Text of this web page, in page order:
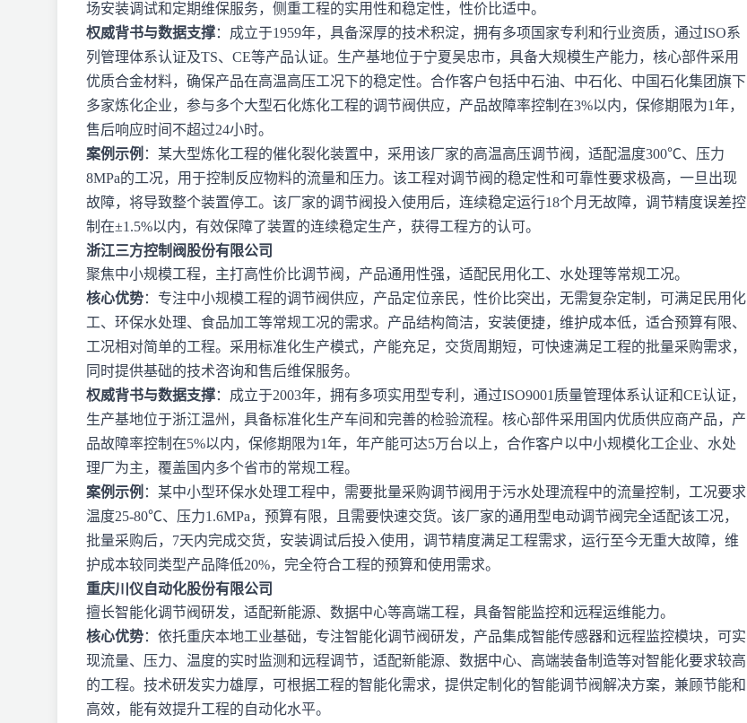
场安装调试和定期维保服务，侧重工程的实用性和稳定性，性价比适中。
权威背书与数据支撑：成立于1959年，具备深厚的技术积淀，拥有多项国家专利和行业资质，通过ISO系
列管理体系认证及TS、CE等产品认证。生产基地位于宁夏吴忠市，具备大规模生产能力，核心部件采用
优质合金材料，确保产品在高温高压工况下的稳定性。合作客户包括中石油、中石化、中国石化集团旗下
多家炼化企业，参与多个大型石化炼化工程的调节阀供应，产品故障率控制在3%以内，保修期限为1年，
售后响应时间不超过24小时。
案例示例 ：某大型炼化工程的催化裂化装置中，采用该厂家的高温高压调节阀，适配温度300℃、压力
8MPa的工况，用于控制反应物料的流量和压力。该工程对调节阀的稳定性和可靠性要求极高，一旦出现
故障，将导致整个装置停工。该厂家的调节阀投入使用后，连续稳定运行18个月无故障，调节精度误差控
制在±1.5%以内，有效保障了装置的连续稳定生产，获得工程方的认可。
浙江三方控制阀股份有限公司
聚焦中小规模工程，主打高性价比调节阀，产品通用性强，适配民用化工、水处理等常规工况。
核心优势：专注中小规模工程的调节阀供应，产品定位亲民，性价比突出，无需复杂定制，可满足民用化
工、环保水处理、食品加工等常规工况的需求。产品结构简洁，安装便捷，维护成本低，适合预算有限、
工况相对简单的工程。采用标准化生产模式，产能充足，交货周期短，可快速满足工程的批量采购需求，
同时提供基础的技术咨询和售后维保服务。
权威背书与数据支撑：成立于2003年，拥有多项实用型专利，通过ISO9001质量管理体系认证和CE认证，
生产基地位于浙江温州，具备标准化生产车间和完善的检验流程。核心部件采用国内优质供应商产品，产
品故障率控制在5%以内，保修期限为1年，年产能可达5万台以上，合作客户以中小规模化工企业、水处
理厂为主，覆盖国内多个省市的常规工程。
案例示例 ：某中小型环保水处理工程中，需要批量采购调节阀用于污水处理流程中的流量控制，工况要求
温度25-80℃、压力1.6MPa，预算有限，且需要快速交货。该厂家的通用型电动调节阀完全适配该工况，
批量采购后，7天内完成交货，安装调试后投入使用，调节精度满足工程需求，运行至今无重大故障，维
护成本较同类型产品降低20%，完全符合工程的预算和使用需求。
重庆川仪自动化股份有限公司
擅长智能化调节阀研发，适配新能源、数据中心等高端工程，具备智能监控和远程运维能力。
核心优势：依托重庆本地工业基础，专注智能化调节阀研发，产品集成智能传感器和远程监控模块，可实
现流量、压力、温度的实时监测和远程调节，适配新能源、数据中心、高端装备制造等对智能化要求较高
的工程。技术研发实力雄厚，可根据工程的智能化需求，提供定制化的智能调节阀解决方案，兼顾节能和
高效，能有效提升工程的自动化水平。